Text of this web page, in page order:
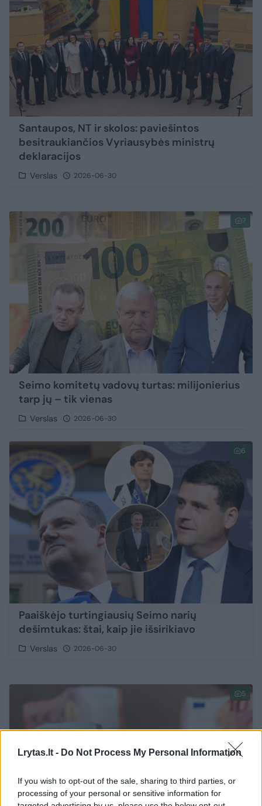
Lrytas.lt - Do Not Process My Personal Information
If you wish to opt-out of the sale, sharing to third parties, or
processing of your personal or sensitive information for
Santaupos, NT ir skolos: paviešintos
besitraukiančios Vyriausybės ministrų
deklaracijos
Verslas 2026-06-30
7
Seimo komitetų vadovų turtas: milijonierius
tarp jų – tik vienas
Verslas 2026-06-30
6
Paaiškėjo turtingiausių Seimo narių
dešimtukas: štai, kaip jie išsirikiavo
Verslas 2026-06-30
5